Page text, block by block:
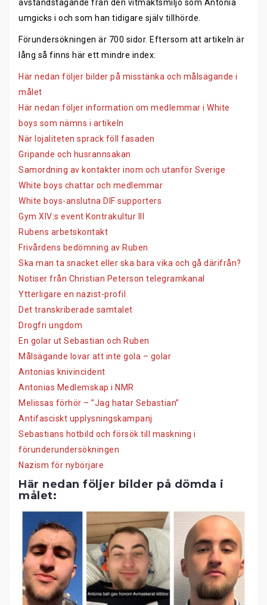
avståndstagande från den vitmaktsmiljö som Antonia
umgicks i och som han tidigare själv tillhörde.
Förundersökningen är 700 sidor. Eftersom att artikeln är
lång så finns här ett mindre index:
Här nedan följer bilder på misstänka och målsägande i
målet
Här nedan följer information om medlemmar i White
boys som nämns i artikeln
När lojaliteten sprack föll fasaden
Gripande och husrannsakan
Samordning av kontakter inom och utanför Sverige
White boys chattar och medlemmar
White boys-anslutna DIF supporters
Gym XIV:s event Kontrakultur III
Rubens arbetskontakt
Frivårdens bedömning av Ruben
Ska man ta snacket eller ska bara vika och gå därifrån?
Notiser från Christian Peterson telegramkanal
Ytterligare en nazist-profil
Det transkriberade samtalet
Drogfri ungdom
En golar ut Sebastian och Ruben
Målsägande lovar att inte gola – golar
Antonias knivincident
Antonias Medlemskap i NMR
Melissas förhör – ”Jag hatar Sebastian”
Antifasciskt upplysningskampanj
Sebastians hotbild och försök till maskning i
förunderundersökningen
Nazism för nybörjare
Här nedan följer bilder på dömda i
målet: